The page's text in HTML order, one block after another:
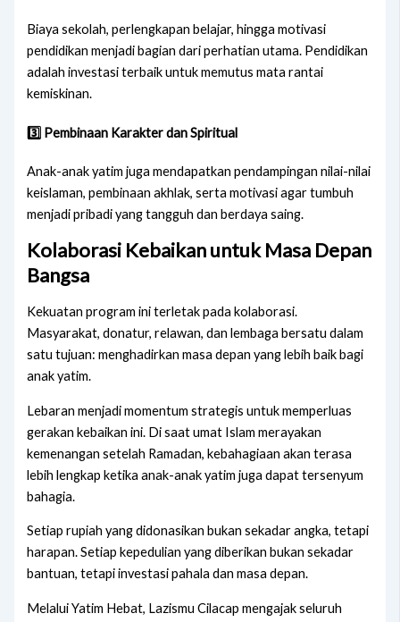
Biaya sekolah, perlengkapan belajar, hingga motivasi
pendidikan menjadi bagian dari perhatian utama. Pendidikan
adalah investasi terbaik untuk memutus mata rantai
kemiskinan.
3️⃣ Pembinaan Karakter dan Spiritual
Anak-anak yatim juga mendapatkan pendampingan nilai-nilai
keislaman, pembinaan akhlak, serta motivasi agar tumbuh
menjadi pribadi yang tangguh dan berdaya saing.
Kolaborasi Kebaikan untuk Masa Depan
Bangsa
Kekuatan program ini terletak pada kolaborasi.
Masyarakat, donatur, relawan, dan lembaga bersatu dalam
satu tujuan: menghadirkan masa depan yang lebih baik bagi
anak yatim.
Lebaran menjadi momentum strategis untuk memperluas
gerakan kebaikan ini. Di saat umat Islam merayakan
kemenangan setelah Ramadan, kebahagiaan akan terasa
lebih lengkap ketika anak-anak yatim juga dapat tersenyum
bahagia.
Setiap rupiah yang didonasikan bukan sekadar angka, tetapi
harapan. Setiap kepedulian yang diberikan bukan sekadar
bantuan, tetapi investasi pahala dan masa depan.
Melalui Yatim Hebat, Lazismu Cilacap mengajak seluruh